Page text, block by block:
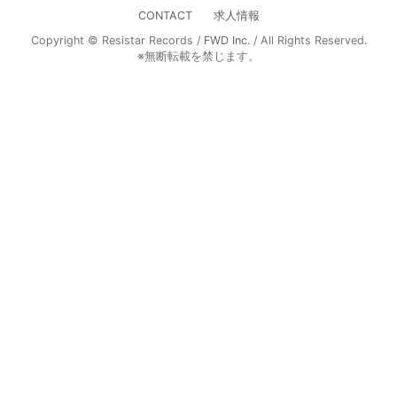
CONTACT
求人情報
Copyright © Resistar Records / FWD Inc./ All Rights Reserved.
※無断転載を禁じます。